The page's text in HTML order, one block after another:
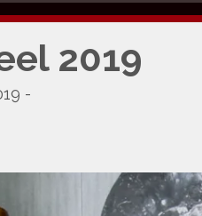
2019
-